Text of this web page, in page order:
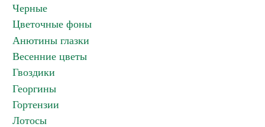
Черные
Цветочные фоны
Анютины глазки
Весенние цветы
Гвоздики
Георгины
Гортензии
Лотосы